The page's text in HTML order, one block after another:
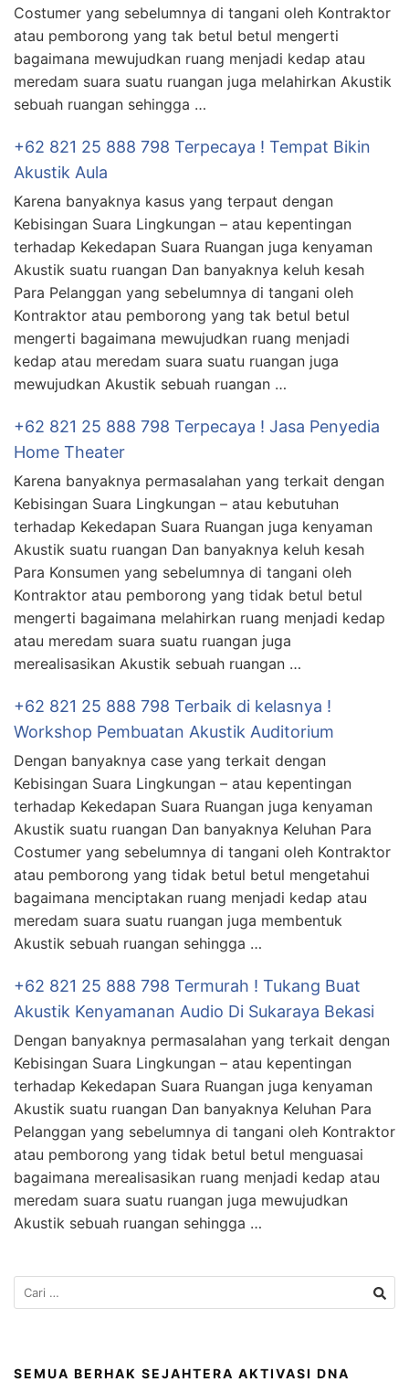
Costumer yang sebelumnya di tangani oleh Kontraktor
atau pemborong yang tak betul betul mengerti
bagaimana mewujudkan ruang menjadi kedap atau
meredam suara suatu ruangan juga melahirkan Akustik
sebuah ruangan sehingga …
+62 821 25 888 798 Terpecaya ! Tempat Bikin
Akustik Aula
Karena banyaknya kasus yang terpaut dengan
Kebisingan Suara Lingkungan – atau kepentingan
terhadap Kekedapan Suara Ruangan juga kenyaman
Akustik suatu ruangan Dan banyaknya keluh kesah
Para Pelanggan yang sebelumnya di tangani oleh
Kontraktor atau pemborong yang tak betul betul
mengerti bagaimana mewujudkan ruang menjadi
kedap atau meredam suara suatu ruangan juga
mewujudkan Akustik sebuah ruangan …
+62 821 25 888 798 Terpecaya ! Jasa Penyedia
Home Theater
Karena banyaknya permasalahan yang terkait dengan
Kebisingan Suara Lingkungan – atau kebutuhan
terhadap Kekedapan Suara Ruangan juga kenyaman
Akustik suatu ruangan Dan banyaknya keluh kesah
Para Konsumen yang sebelumnya di tangani oleh
Kontraktor atau pemborong yang tidak betul betul
mengerti bagaimana melahirkan ruang menjadi kedap
atau meredam suara suatu ruangan juga
merealisasikan Akustik sebuah ruangan …
+62 821 25 888 798 Terbaik di kelasnya !
Workshop Pembuatan Akustik Auditorium
Dengan banyaknya case yang terkait dengan
Kebisingan Suara Lingkungan – atau kepentingan
terhadap Kekedapan Suara Ruangan juga kenyaman
Akustik suatu ruangan Dan banyaknya Keluhan Para
Costumer yang sebelumnya di tangani oleh Kontraktor
atau pemborong yang tidak betul betul mengetahui
bagaimana menciptakan ruang menjadi kedap atau
meredam suara suatu ruangan juga membentuk
Akustik sebuah ruangan sehingga …
+62 821 25 888 798 Termurah ! Tukang Buat
Akustik Kenyamanan Audio Di Sukaraya Bekasi
Dengan banyaknya permasalahan yang terkait dengan
Kebisingan Suara Lingkungan – atau kepentingan
terhadap Kekedapan Suara Ruangan juga kenyaman
Akustik suatu ruangan Dan banyaknya Keluhan Para
Pelanggan yang sebelumnya di tangani oleh Kontraktor
atau pemborong yang tidak betul betul menguasai
bagaimana merealisasikan ruang menjadi kedap atau
meredam suara suatu ruangan juga mewujudkan
Akustik sebuah ruangan sehingga …
SEMUA BERHAK SEJAHTERA AKTIVASI DNA